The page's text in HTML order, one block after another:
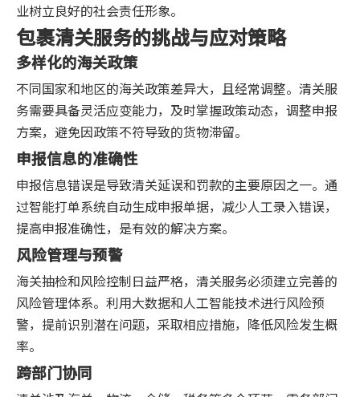
业树立良好的社会责任形象。
包裹清关服务的挑战与应对策略
多样化的海关政策
不同国家和地区的海关政策差异大，且经常调整。清关服
务需要具备灵活应变能力，及时掌握政策动态，调整申报
方案，避免因政策不符导致的货物滞留。
申报信息的准确性
申报信息错误是导致清关延误和罚款的主要原因之一。通
过智能打单系统自动生成申报单据，减少人工录入错误，
提高申报准确性，是有效的解决方案。
风险管理与预警
海关抽检和风险控制日益严格，清关服务必须建立完善的
风险管理体系。利用大数据和人工智能技术进行风险预
警，提前识别潜在问题，采取相应措施，降低风险发生概
率。
跨部门协同